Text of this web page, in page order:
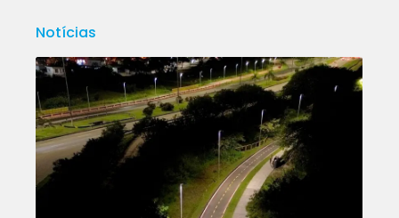
Notícias